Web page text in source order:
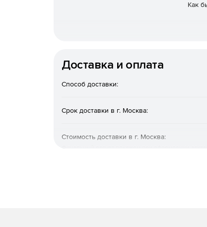
Как
Доставка и оплата
Способ доставки:
Срок доставки в г. Москва:
Стоимость доставки в г. Москва: